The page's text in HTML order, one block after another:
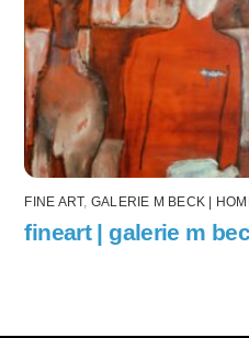
FINE ART, GALERIE M BECK |
fineart | galerie m